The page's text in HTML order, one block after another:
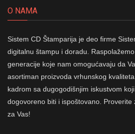
O NAMA
Sistem CD Štamparija je deo firme
digitalnu štampu i doradu.
generacije koje nam omogućavaju da
asortiman proizvoda vrhunskog
kadrom sa dugogodišnjim iskustvom
dogovoreno biti i ispoštovano. Proverite
za Vas!